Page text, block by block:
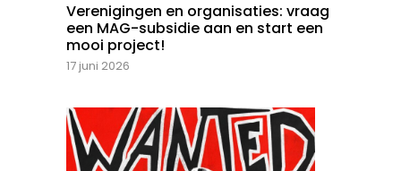
Verenigingen en organisaties: vraag
een MAG-subsidie aan en start een
mooi project!
17 juni 2026